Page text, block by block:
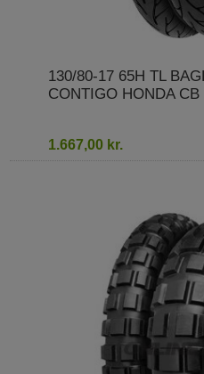
130/80-17 65H TL
CONTIGO HONDA CB
1.667,00 kr.